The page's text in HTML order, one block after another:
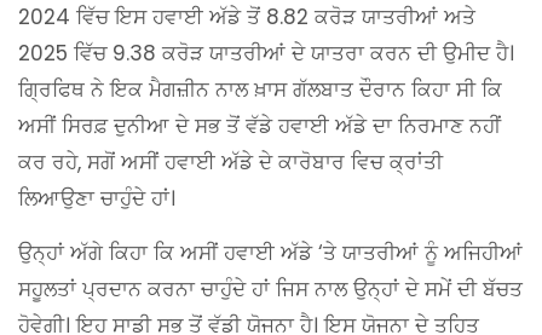
2024 ਵਿੱਚ ਇਸ ਹਵਾਈ ਅੱਡੇ ਤੋਂ 8.82 ਕਰੋੜ ਯਾਤਰੀਆਂ ਅਤੇ
2025 ਵਿੱਚ 9.38 ਕਰੋੜ ਯਾਤਰੀਆਂ ਦੇ ਯਾਤਰਾ ਕਰਨ ਦੀ ਉਮੀਦ ਹੈ।
ਗ੍ਰਿਫਿਥ ਨੇ ਇਕ ਮੈਗਜ਼ੀਨ ਨਾਲ ਖ਼ਾਸ ਗੱਲਬਾਤ ਦੌਰਾਨ ਕਿਹਾ ਸੀ ਕਿ
ਅਸੀਂ ਸਿਰਫ਼ ਦੁਨੀਆ ਦੇ ਸਭ ਤੋਂ ਵੱਡੇ ਹਵਾਈ ਅੱਡੇ ਦਾ ਨਿਰਮਾਣ ਨਹੀਂ
ਕਰ ਰਹੇ, ਸਗੋਂ ਅਸੀਂ ਹਵਾਈ ਅੱਡੇ ਦੇ ਕਾਰੋਬਾਰ ਵਿਚ ਕ੍ਰਾਂਤੀ
ਲਿਆਉਣਾ ਚਾਹੁੰਦੇ ਹਾਂ।
ਉਨ੍ਹਾਂ ਅੱਗੇ ਕਿਹਾ ਕਿ ਅਸੀਂ ਹਵਾਈ ਅੱਡੇ ‘ਤੇ ਯਾਤਰੀਆਂ ਨੂੰ ਅਜਿਹੀਆਂ
ਸਹੂਲਤਾਂ ਪ੍ਰਦਾਨ ਕਰਨਾ ਚਾਹੁੰਦੇ ਹਾਂ ਜਿਸ ਨਾਲ ਉਨ੍ਹਾਂ ਦੇ ਸਮੇਂ ਦੀ ਬੱਚਤ
ਹੋਵੇਗੀ। ਇਹ ਸਾਡੀ ਸਭ ਤੋਂ ਵੱਡੀ ਯੋਜਨਾ ਹੈ। ਇਸ ਯੋਜਨਾ ਦੇ ਤਹਿਤ